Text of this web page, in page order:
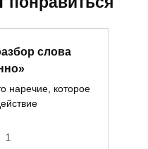
слова
наречие, которое
1